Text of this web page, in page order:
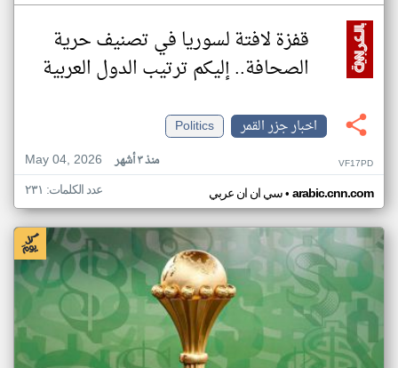
قفزة لافتة لسوريا في تصنيف حرية
الصحافة.. إليكم ترتيب الدول العربية
اخبار جزر القمر
Politics
May 04, 2026
منذ ٣ أشهر VF17PD
سي ان ان عربي• arabic.cnn.com عدد الكلمات: ٢٣١